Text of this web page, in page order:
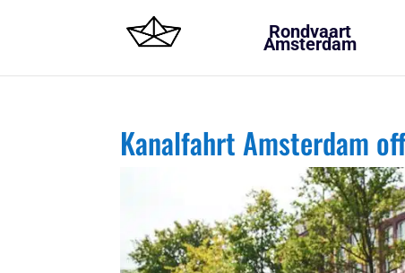
Kanalfahrt Amsterdam
Rondvaart
Amsterdam